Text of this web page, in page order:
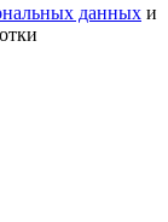
данных и